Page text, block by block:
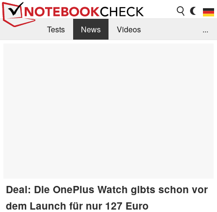
Tests News
Videos
...
Deal: Die OnePlus Watch gibts schon vor
dem Launch für nur 127 Euro